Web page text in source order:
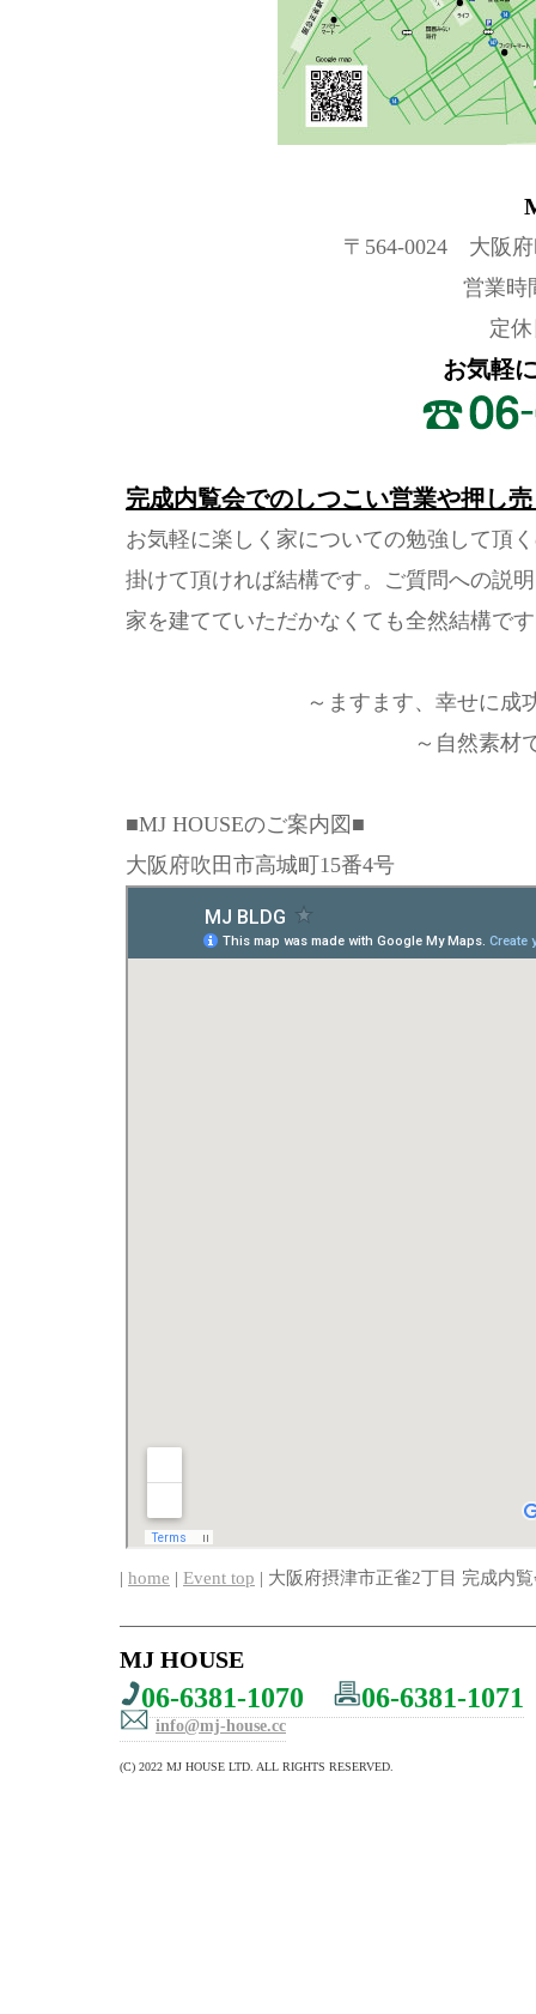
〒564-0024 大阪
営業時
定
お気軽
完成内覧会でのしつこい営業や押し
お気軽に楽しく家についての勉強して頂
掛けて頂ければ結構です。ご質問への説
家を建てていただかなくても全然結構で
～ますます、幸せに成
～自然素材
■MJ HOUSEのご案内図■
大阪府吹田市高城町15番4号
| home | Event top | 大阪府摂津市正雀2丁目 完成内覧
MJ HOUSE
06-6381-1070 06-6381-1071
info@mj-house.cc
(C) 2022 MJ HOUSE LTD. ALL RIGHTS RESERVED.